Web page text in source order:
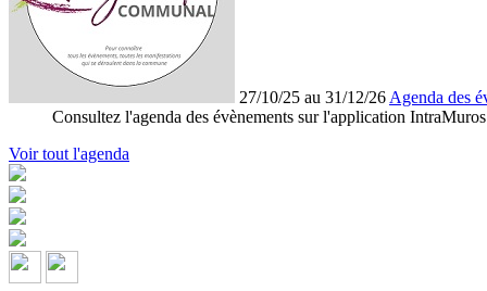
27/10/25 au 31/12/26 Agenda des
Consultez l'agenda des évènements sur l'application IntraMuros
Voir tout l'agenda